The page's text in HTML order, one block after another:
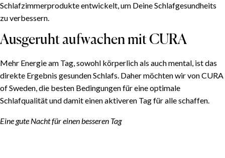
Schlafzimmerprodukte entwickelt, um Deine Schlafgesundheits
zu verbessern.
Ausgeruht aufwachen mit CURA
Mehr Energie am Tag, sowohl körperlich als auch mental, ist das
direkte Ergebnis gesunden Schlafs. Daher möchten wir von CURA
of Sweden, die besten Bedingungen für eine optimale
Schlafqualität und damit einen aktiveren Tag für alle schaffen.
Eine gute Nacht für einen besseren Tag